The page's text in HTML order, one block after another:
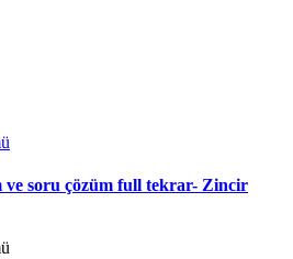
ve soru çözüm full tekrar- Zincir